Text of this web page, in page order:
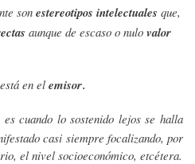
son estereotipos intelectuales que,
aunque de escaso o nulo valor
en el emisor.
es cuando lo sostenido lejos se halla
casi siempre focalizando, por
el nivel socioeconómico, etcétera.